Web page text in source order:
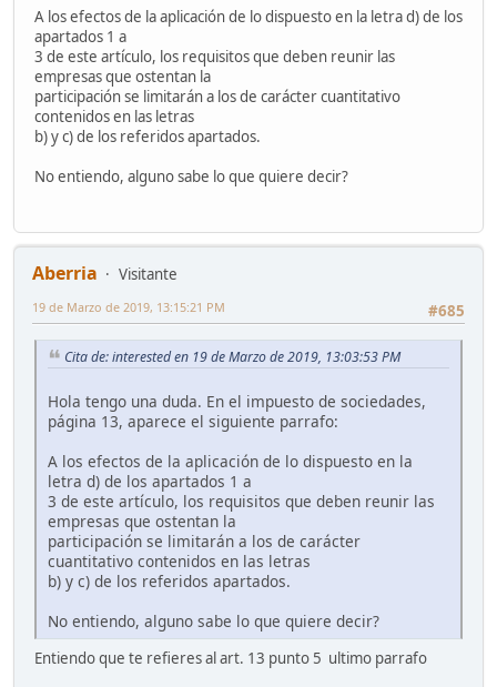
A los efectos de la aplicación de lo dispuesto en la letra d) de los
apartados 1 a
3 de este artículo, los requisitos que deben reunir las
empresas que ostentan la
participación se limitarán a los de carácter cuantitativo
contenidos en las letras
b) y c) de los referidos apartados.
No entiendo, alguno sabe lo que quiere decir?
Aberria
Visitante
#685
19 de Marzo de 2019, 13:15:21 PM
Cita de: interested en 19 de Marzo de 2019, 13:03:53 PM
Hola tengo una duda. En el impuesto de sociedades,
página 13, aparece el siguiente parrafo:
A los efectos de la aplicación de lo dispuesto en la
letra d) de los apartados 1 a
3 de este artículo, los requisitos que deben reunir las
empresas que ostentan la
participación se limitarán a los de carácter
cuantitativo contenidos en las letras
b) y c) de los referidos apartados.
No entiendo, alguno sabe lo que quiere decir?
Entiendo que te refieres al art. 13 punto 5 ultimo parrafo